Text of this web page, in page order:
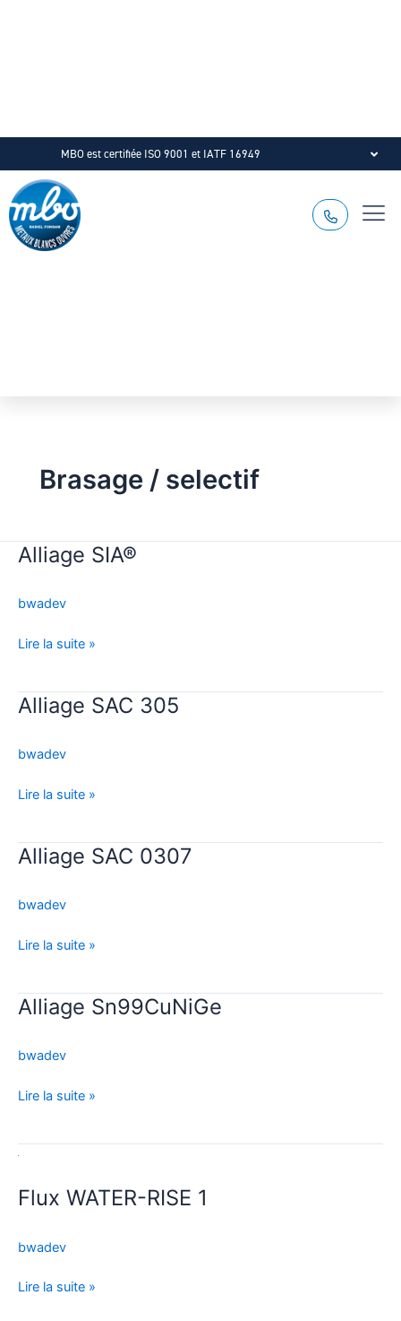
MBO est certifiée ISO 9001 et IATF 16949
Brasage / selectif
Alliage SIA®
bwadev
Alliage
Lire la suite »
Alliage SAC 305
bwadev
Alliage
305
Lire la suite »
Alliage SAC 0307
bwadev
Alliage
0307
Lire la suite »
Alliage Sn99CuNiGe
bwadev
Alliage
Lire la suite »
Flux WATER-RISE 1
bwadev
Flux
RISE
Lire la suite »